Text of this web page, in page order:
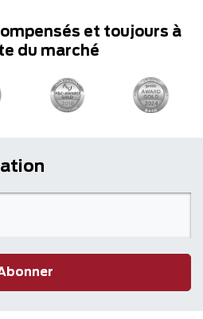
et toujours à
du marché